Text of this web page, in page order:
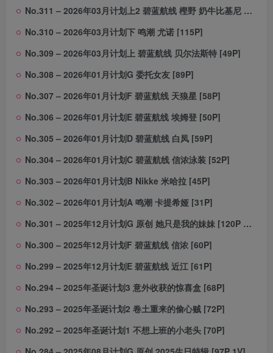
No.311 – 2026年03月计划上2 碧蓝航线 樫野 奶牛比基尼 [59P]
No.310 – 2026年03月计划下 鸣潮 尤诺 [115P]
No.309 – 2026年03月计划上 碧蓝航线 贝尔法斯特 [49P]
No.308 – 2026年01月计划G 委托女友 [89P]
No.307 – 2026年01月计划F 碧蓝航线 天狼星 [58P]
No.306 – 2026年01月计划E 碧蓝航线 埃姆登 [50P]
No.305 – 2026年01月计划D 碧蓝航线 白凤 [59P]
No.304 – 2026年01月计划C 碧蓝航线 信浓泳装 [52P]
No.303 – 2026年01月计划B Nikke 米哈拉 [45P]
No.302 – 2026年01月计划A 鸣潮 卡提希娅 [31P]
No.301 – 2025年12月计划G 原创 她只是我的妹妹 [120P 1V]
No.300 – 2025年12月计划F 碧蓝航线 信浓 [60P]
No.299 – 2025年12月计划E 碧蓝航线 近江 [61P]
No.294 – 2025年圣诞计划3 意外收获的惊喜盒 [68P]
No.293 – 2025年圣诞计划2 卷土重来的偷心贼 [72P]
No.292 – 2025年圣诞计划1 不想上班的小老头 [70P]